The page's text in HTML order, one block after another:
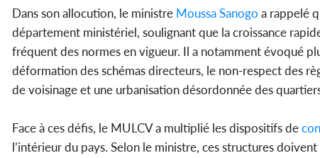
Dans son allocution, le ministre Moussa Sanogo a rappelé
département ministériel, soulignant que la croissance
fréquent des normes en vigueur. Il a notamment évoqué
déformation des schémas directeurs, le non-respect des
de voisinage et une urbanisation désordonnée des
Face à ces défis, le MULCV a multiplié les dispositifs de
l’intérieur du pays. Selon le ministre, ces structures